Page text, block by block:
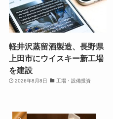
軽井沢蒸留酒製造、長野県
上田市にウイスキー新工場
を建設
2026年8月8日 工場・設備投資